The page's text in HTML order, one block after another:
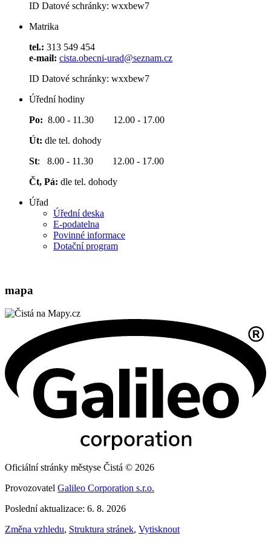
ID Datové schránky: wxxbew7
Matrika
tel.: 313 549 454
e-mail: cista.obecni-urad@seznam.cz
ID Datové schránky: wxxbew7
Úřední hodiny
Po: 8.00 - 11.30 12.00 - 17.00
Út: dle tel. dohody
St: 8.00 - 11.30 12.00 - 17.00
Čt, Pá: dle tel. dohody
Úřad
Úřední deska
E-podatelna
Povinné informace
Dotační program
mapa
Oficiální stránky městyse Čistá © 2026
Provozovatel Galileo Corporation s.r.o.
Poslední aktualizace: 6. 8. 2026
Změna vzhledu, Struktura stránek, Vytisknout